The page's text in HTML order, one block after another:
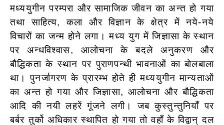
मध्ययुगीन परम्परा और सामाजिक जीवन का अन्त हो गया
तथा साहित्य, कला और विज्ञान के क्षेत्र में नये-नये
विचारों का जन्म होने लगा। मध्य युग में जिज्ञासा के स्थान
पर अन्धविश्वास, आलोचना के बदले अनुकरण और
बौद्धिकता के स्थान पर पुराणपन्थी भावनाओं का बोलबाला
था। पुनर्जागरण के प्रारम्भ होते ही मध्ययुगीन मान्यताओं
का अन्त हो गया और जिज्ञासा, आलोचना और बौद्धिकता
आदि की नयी लहरें गूंजने लगी। जब कुस्तुन्तुनियाँ पर
बर्बर तुर्को अधिकार स्थापित हो गया तो वहाँ के विद्वान् दल